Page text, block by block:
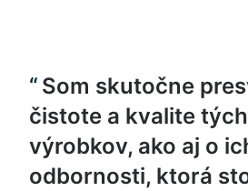
Som skutočne
čistote a kvalite
výrobkov, ako aj o
odbornosti, ktorá